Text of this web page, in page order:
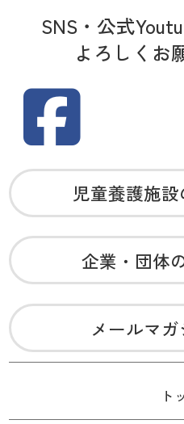
SNS・公式
よろしくお
児童養護施
企業・団体
メールマ
ト